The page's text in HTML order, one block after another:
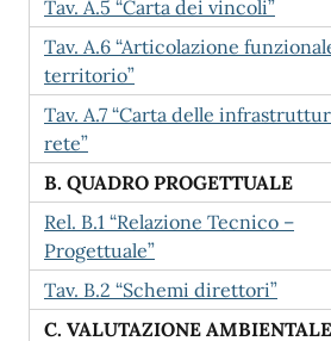
Tav. A.5 “Carta dei vincoli”
Tav. A.6 “Articolazione
territorio”
Tav. A.7 “Carta delle
rete”
B. QUADRO PROGETTUALE
Rel. B.1 “Relazione Tecnico –
Progettuale”
Tav. B.2 “Schemi direttori”
C. VALUTAZIONE